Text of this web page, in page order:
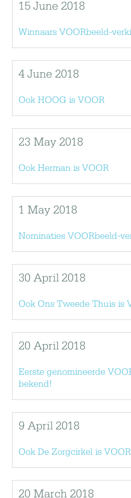
15 June 2018
Winnaars VOORbeeld-
4 June 2018
Ook HOOG is VOOR
23 May 2018
Ook Herman is VOOR
1 May 2018
Nominaties VOORbeeld-
30 April 2018
Ook Ons Tweede Thuis is
20 April 2018
Eerste genomineerde
bekend!
9 April 2018
Ook De Zorgcirkel is VOOR
20 March 2018